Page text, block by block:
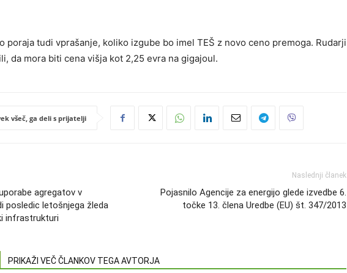
poraja tudi vprašanje, koliko izgube bo imel TEŠ z novo ceno premoga. Rudarji
da mora biti cena višja kot 2,25 evra na gigajoul.
všeč, ga deli s prijatelji
agregatov v
posledic letošnjega žleda
infrastrukturi
Naslednji članek
Pojasnilo Agencije za energijo glede izvedbe 6.
točke 13. člena Uredbe (EU) št. 347/2013
PRIKAŽI VEČ ČLANKOV TEGA AVTORJA